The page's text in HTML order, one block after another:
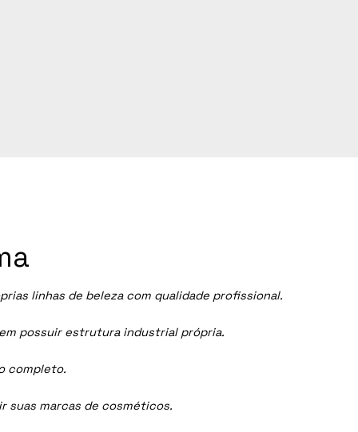
linhas de beleza com qualidade profissional.
possuir estrutura industrial própria.
completo.
suas marcas de cosméticos.